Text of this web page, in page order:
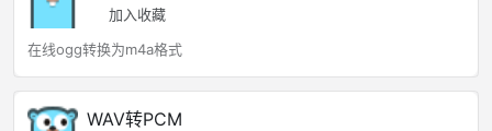
加入收藏
在线ogg转换为m4a格式
WAV转PCM